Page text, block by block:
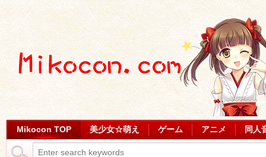
Mikocon TOP 美少女☆萌え ゲーム アニメ 同人